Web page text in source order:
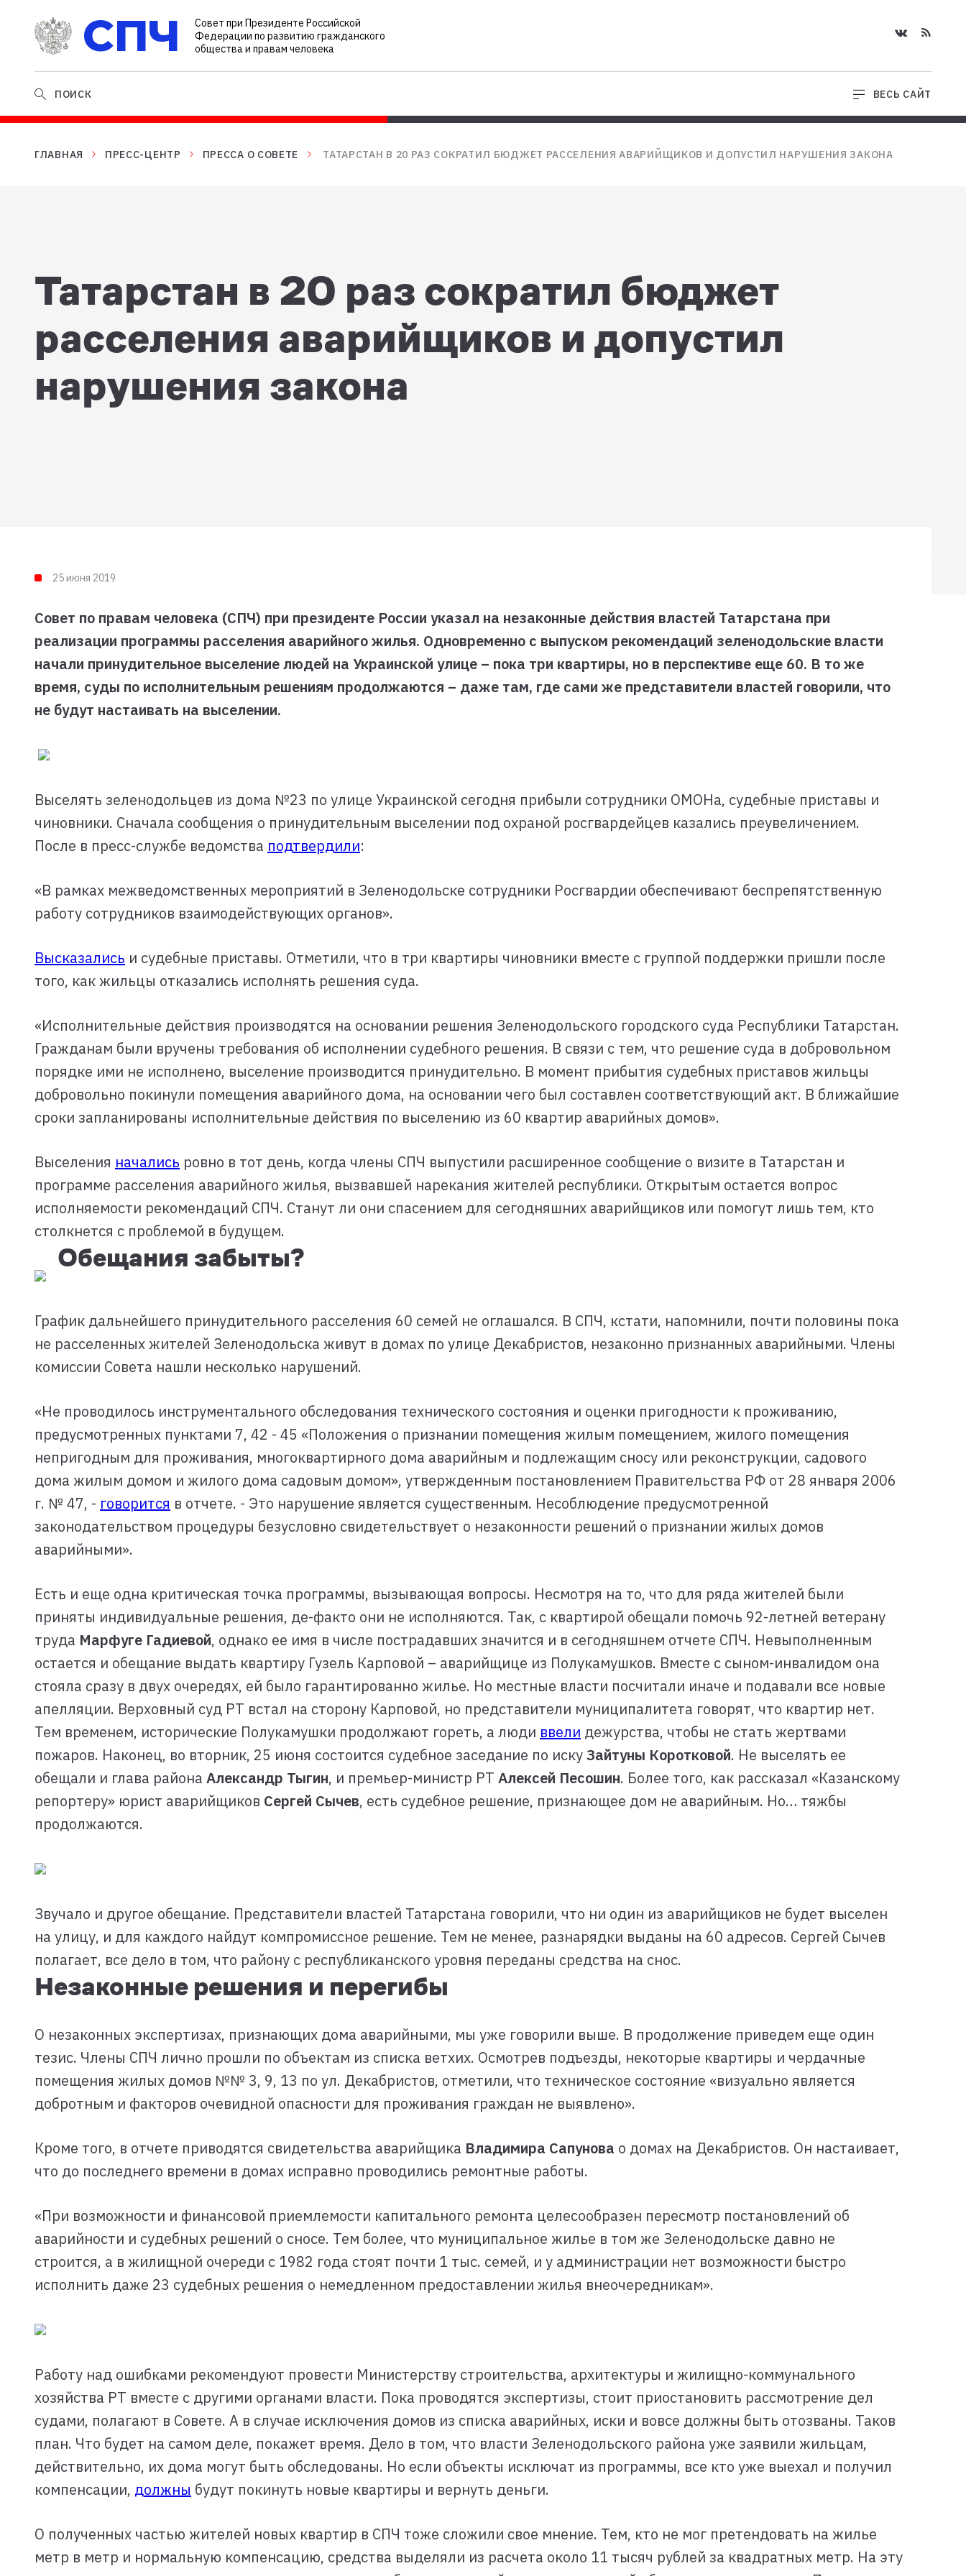
СПЧ
Совет при Президенте Российской
Федерации по развитию гражданского
общества и правам человека
ПОИСК ВЕСЬ САЙТ
ГЛАВНАЯ ПРЕСС-ЦЕНТР ПРЕССА О СОВЕТЕ ТАТАРСТАН В 20 РАЗ СОКРАТИЛ БЮДЖЕТ РАССЕЛЕНИЯ АВАРИЙЩИКОВ И ДОПУСТИЛ НАРУШЕНИЯ ЗАКОНА
Татарстан в 20 раз сократил бюджет
расселения аварийщиков и допустил
нарушения закона
25 июня 2019
Совет по правам человека (СПЧ) при президенте России указал на незаконные действия властей Татарстана при
реализации программы расселения аварийного жилья. Одновременно с выпуском рекомендаций зеленодольские власти
начали принудительное выселение людей на Украинской улице – пока три квартиры, но в перспективе еще 60. В то же
время, суды по исполнительным решениям продолжаются – даже там, где сами же представители властей говорили, что
не будут настаивать на выселении.
Выселять зеленодольцев из дома №23 по улице Украинской сегодня прибыли сотрудники ОМОНа, судебные приставы и
чиновники. Сначала сообщения о принудительным выселении под охраной росгвардейцев казались преувеличением.
После в пресс-службе ведомства подтвердили:
«В рамках межведомственных мероприятий в Зеленодольске сотрудники Росгвардии обеспечивают беспрепятственную
работу сотрудников взаимодействующих органов».
Высказались и судебные приставы. Отметили, что в три квартиры чиновники вместе с группой поддержки пришли после
того, как жильцы отказались исполнять решения суда.
«Исполнительные действия производятся на основании решения Зеленодольского городского суда Республики Татарстан.
Гражданам были вручены требования об исполнении судебного решения. В связи с тем, что решение суда в добровольном
порядке ими не исполнено, выселение производится принудительно. В момент прибытия судебных приставов жильцы
добровольно покинули помещения аварийного дома, на основании чего был составлен соответствующий акт. В ближайшие
сроки запланированы исполнительные действия по выселению из 60 квартир аварийных домов».
Выселения начались ровно в тот день, когда члены СПЧ выпустили расширенное сообщение о визите в Татарстан и
программе расселения аварийного жилья, вызвавшей нарекания жителей республики. Открытым остается вопрос
исполняемости рекомендаций СПЧ. Станут ли они спасением для сегодняшних аварийщиков или помогут лишь тем, кто
столкнется с проблемой в будущем.
Обещания забыты?
График дальнейшего принудительного расселения 60 семей не оглашался. В СПЧ, кстати, напомнили, почти половины пока
не расселенных жителей Зеленодольска живут в домах по улице Декабристов, незаконно признанных аварийными. Члены
комиссии Совета нашли несколько нарушений.
«Не проводилось инструментального обследования технического состояния и оценки пригодности к проживанию,
предусмотренных пунктами 7, 42 - 45 «Положения о признании помещения жилым помещением, жилого помещения
непригодным для проживания, многоквартирного дома аварийным и подлежащим сносу или реконструкции, садового
дома жилым домом и жилого дома садовым домом», утвержденным постановлением Правительства РФ от 28 января 2006
г. № 47, - говорится в отчете. - Это нарушение является существенным. Несоблюдение предусмотренной
законодательством процедуры безусловно свидетельствует о незаконности решений о признании жилых домов
аварийными».
Есть и еще одна критическая точка программы, вызывающая вопросы. Несмотря на то, что для ряда жителей были
приняты индивидуальные решения, де-факто они не исполняются. Так, с квартирой обещали помочь 92-летней ветерану
труда Марфуге Гадиевой, однако ее имя в числе пострадавших значится и в сегодняшнем отчете СПЧ. Невыполненным
остается и обещание выдать квартиру Гузель Карповой – аварийщице из Полукамушков. Вместе с сыном-инвалидом она
стояла сразу в двух очередях, ей было гарантированно жилье. Но местные власти посчитали иначе и подавали все новые
апелляции. Верховный суд РТ встал на сторону Карповой, но представители муниципалитета говорят, что квартир нет.
Тем временем, исторические Полукамушки продолжают гореть, а люди ввели дежурства, чтобы не стать жертвами
пожаров. Наконец, во вторник, 25 июня состоится судебное заседание по искуЗайтуны Коротковой. Не выселять ее
обещали и глава района Александр Тыгин, и премьер-министр РТ Алексей Песошин. Более того, как рассказал «Казанскому
репортеру» юрист аварийщиков Сергей Сычев, есть судебное решение, признающее дом не аварийным. Но… тяжбы
продолжаются.
Звучало и другое обещание. Представители властей Татарстана говорили, что ни один из аварийщиков не будет выселен
на улицу, и для каждого найдут компромиссное решение. Тем не менее, разнарядки выданы на 60 адресов. Сергей Сычев
полагает, все дело в том, что району с республиканского уровня переданы средства на снос.
Незаконные решения и перегибы
О незаконных экспертизах, признающих дома аварийными, мы уже говорили выше. В продолжение приведем еще один
тезис. Члены СПЧ лично прошли по объектам из списка ветхих. Осмотрев подъезды, некоторые квартиры и чердачные
помещения жилых домов №№ 3, 9, 13 по ул. Декабристов, отметили, что техническое состояние «визуально является
добротным и факторов очевидной опасности для проживания граждан не выявлено».
Кроме того, в отчете приводятся свидетельства аварийщика Владимира Сапунова о домах на Декабристов. Он настаивает,
что до последнего времени в домах исправно проводились ремонтные работы.
«При возможности и финансовой приемлемости капитального ремонта целесообразен пересмотр постановлений об
аварийности и судебных решений о сносе. Тем более, что муниципальное жилье в том же Зеленодольске давно не
строится, а в жилищной очереди с 1982 года стоят почти 1 тыс. семей, и у администрации нет возможности быстро
исполнить даже 23 судебных решения о немедленном предоставлении жилья внеочередникам».
Работу над ошибками рекомендуют провести Министерству строительства, архитектуры и жилищно-коммунального
хозяйства РТ вместе с другими органами власти. Пока проводятся экспертизы, стоит приостановить рассмотрение дел
судами, полагают в Совете. А в случае исключения домов из списка аварийных, иски и вовсе должны быть отозваны. Таков
план. Что будет на самом деле, покажет время. Дело в том, что власти Зеленодольского района уже заявили жильцам,
действительно, их дома могут быть обследованы. Но если объекты исключат из программы, все кто уже выехал и получил
компенсации, должны будут покинуть новые квартиры и вернуть деньги.
О полученных частью жителей новых квартир в СПЧ тоже сложили свое мнение. Тем, кто не мог претендовать на жилье
метр в метр и нормальную компенсацию, средства выделяли из расчета около 11 тысяч рублей за квадратных метр. На эту